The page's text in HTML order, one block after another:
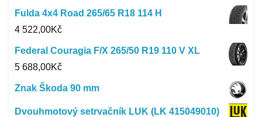
Fulda 4x4 Road 265/65 R18 114 H
4 522,00Kč
Federal Couragia F/X 265/50 R19 110 V XL
5 688,00Kč
Znak Škoda 90 mm
Dvouhmotový setrvačník LUK (LK 415049010)